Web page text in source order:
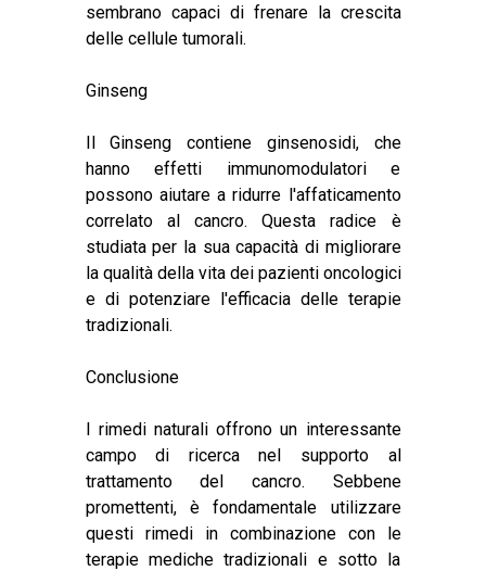
sembrano capaci di frenare la crescita
delle cellule tumorali.
Ginseng
Il Ginseng contiene ginsenosidi, che
hanno effetti immunomodulatori e
possono aiutare a ridurre l'affaticamento
correlato al cancro. Questa radice è
studiata per la sua capacità di migliorare
la qualità della vita dei pazienti oncologici
e di potenziare l'efficacia delle terapie
tradizionali.
Conclusione
I rimedi naturali offrono un interessante
campo di ricerca nel supporto al
trattamento del cancro. Sebbene
promettenti, è fondamentale utilizzare
questi rimedi in combinazione con le
terapie mediche tradizionali e sotto la